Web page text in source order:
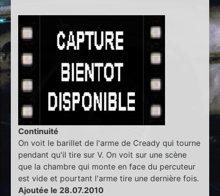
Continuité
On voit le barillet de l'arme de Cready qui tourne
pendant qu'il tire sur V. On voit sur une scène
que la chambre qui monte en face du percuteur
est vide et pourtant l'arme tire une dernière fois.
Ajoutée le 28.07.2010